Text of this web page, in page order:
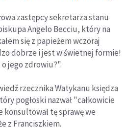
zastępcy sekretarza stanu
Angelo Becciu, który na
się z papieżem wczoraj
dobrze i jest w świetnej formie!
jego zdrowiu?".
rzecznika Watykanu księdza
pogłoski nazwał "całkowicie
konsultował tę sprawę we
z Franciszkiem.